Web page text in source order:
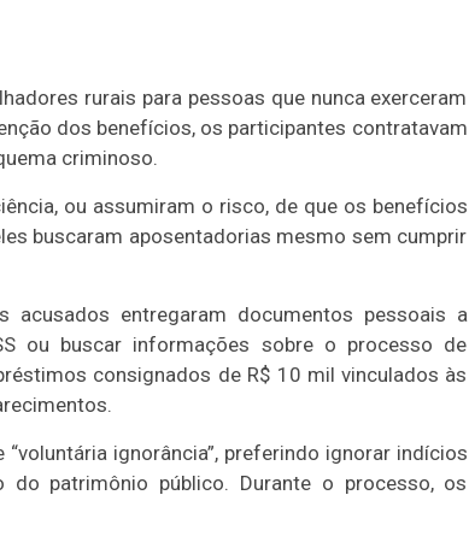
rurais para pessoas que nunca exerceram
dos benefícios, os participantes contratavam
criminoso.
ou assumiram o risco, de que os benefícios
buscaram aposentadorias mesmo sem cumprir
acusados entregaram documentos pessoais a
ou buscar informações sobre o processo de
consignados de R$ 10 mil vinculados às
ignorância”, preferindo ignorar indícios
patrimônio público. Durante o processo, os